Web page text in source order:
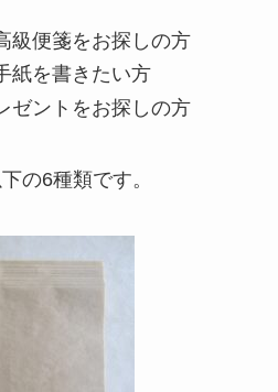
級便箋をお探しの方
紙を書きたい方
ゼントをお探しの方
の6種類です。